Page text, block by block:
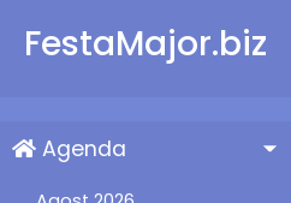
FestaMajor.biz
Agenda